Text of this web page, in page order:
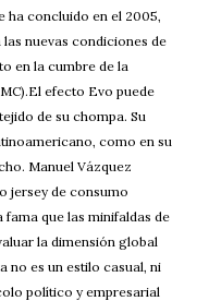
ha concluido en el 2005,
nuevas condiciones de
en la cumbre de la
efecto Evo puede
de su chompa. Su
como en su
Manuel Vázquez
jersey de consumo
que las minifaldas de
la dimensión global
no es un estilo casual, ni
político y empresarial